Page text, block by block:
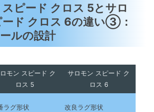
ピード クロス 5とサロ
ード クロス 6の違い③：
ルの設計
モン スピード ク
ロス 5
サロモン スピード ク
ロス 6
ラグ形状 改良ラグ形状